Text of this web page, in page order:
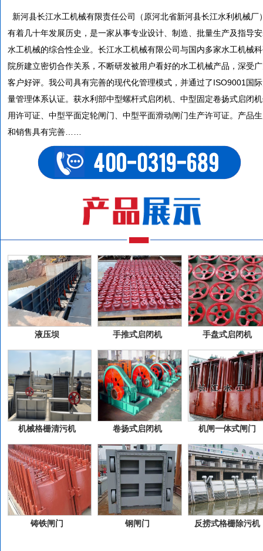
新河县长江水工机械有限责任公司（原河北省新河县长江水利机械厂
有着几十年发展历史，是一家从事专业设计、制造、批量生产及指导
水工机械的综合性企业。长江水工机械有限公司与国内多家水工机械
院所建立密切合作关系，不断研发被用户看好的水工机械产品，深受
客户好评。我公司具有完善的现代化管理模式，并通过了ISO9001国
量管理体系认证。获水利部中型螺杆式启闭机、中型固定卷扬式启闭
用许可证、中型平面定轮闸门、中型平面滑动闸门生产许可证。产品
和销售具有完善……
液压坝 手推式启闭机 手盘式启闭机
机械格栅清污机 卷扬式启闭机 机闸一体式闸门
铸铁闸门 钢闸门 反捞式格栅除污机